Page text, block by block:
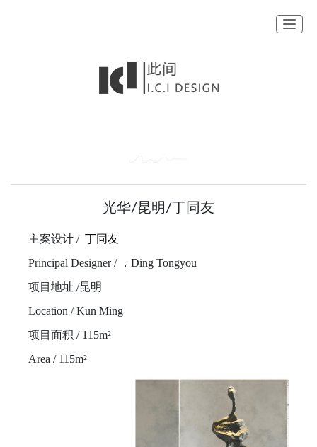
切换
光华/昆明/丁同友
主案设计 / 丁同友
Principal Designer / ，Ding Tongyou
项目地址 /昆明
Location / Kun Ming
项目面积 / 115m²
Area / 115m²